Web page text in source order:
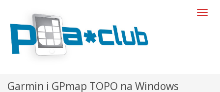
Garmin i GPmap TOPO na Windows